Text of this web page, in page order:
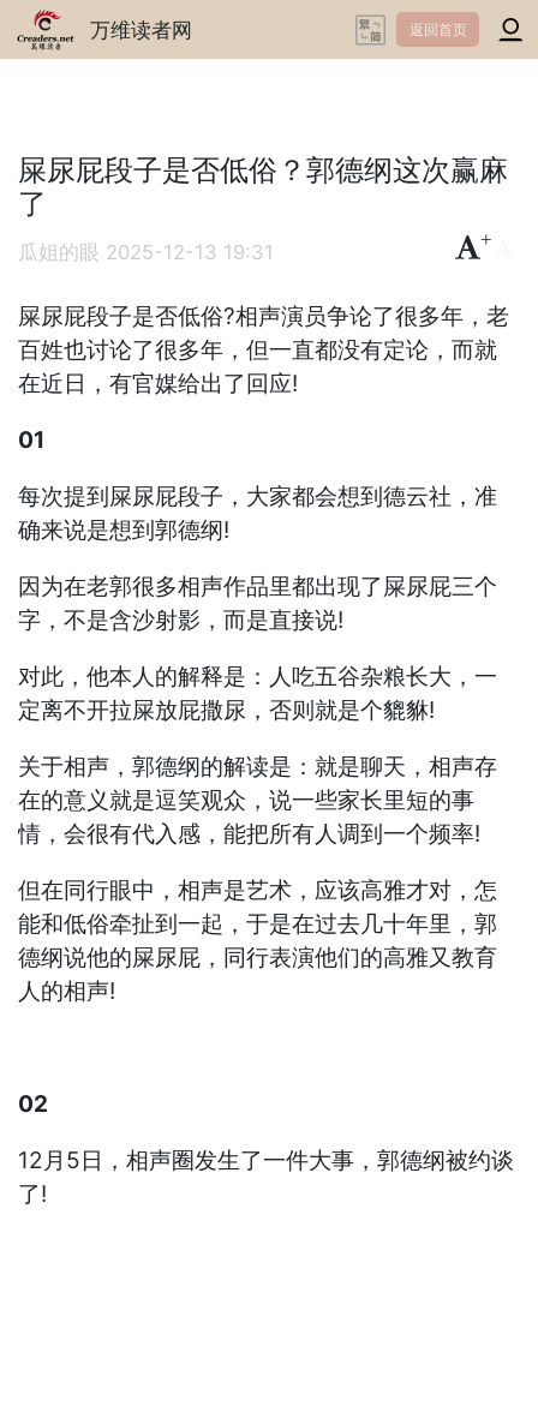
万维读者网 返回首页
屎尿屁段子是否低俗？郭德纲这次赢麻
了
瓜姐的眼 2025-12-13 19:31
+
屎尿屁段子是否低俗?相声演员争论了很多年，老
百姓也讨论了很多年，但一直都没有定论，而就
在近日，有官媒给出了回应!
01
每次提到屎尿屁段子，大家都会想到德云社，准
确来说是想到郭德纲!
因为在老郭很多相声作品里都出现了屎尿屁三个
字，不是含沙射影，而是直接说!
对此，他本人的解释是：人吃五谷杂粮长大，一
定离不开拉屎放屁撒尿，否则就是个貔貅!
关于相声，郭德纲的解读是：就是聊天，相声存
在的意义就是逗笑观众，说一些家长里短的事
情，会很有代入感，能把所有人调到一个频率!
但在同行眼中，相声是艺术，应该高雅才对，怎
能和低俗牵扯到一起，于是在过去几十年里，郭
德纲说他的屎尿屁，同行表演他们的高雅又教育
人的相声!
02
12月5日，相声圈发生了一件大事，郭德纲被约谈
了!